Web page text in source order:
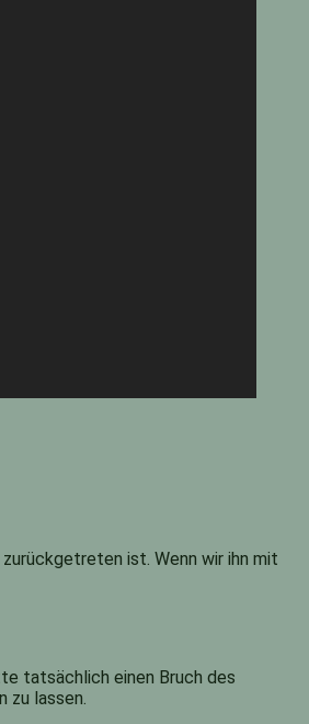
ist. Wenn wir ihn mit
tatsächlich einen Bruch des
zu lassen.